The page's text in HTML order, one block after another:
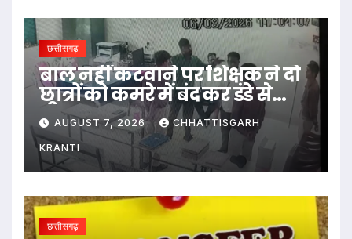
छत्तीसगढ़
बाल नहीं कटवाने पर शिक्षक ने दो
छात्रों को कमरे में बंद कर डंडे से
पीटा…
AUGUST 7, 2026 CHHATTISGARH
KRANTI
छत्तीसगढ़